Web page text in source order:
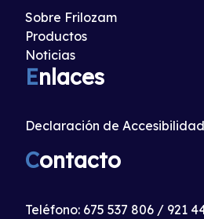
Sobre Frilozam
Productos
Noticias
Enlaces
Declaración de Accesibilidad
Contacto
Teléfono: 675 537 806 / 921